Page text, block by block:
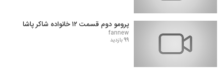
پرومو دوم قسمت ۱۲ خانواده شاکر پاشا
fannew
99 بازدید